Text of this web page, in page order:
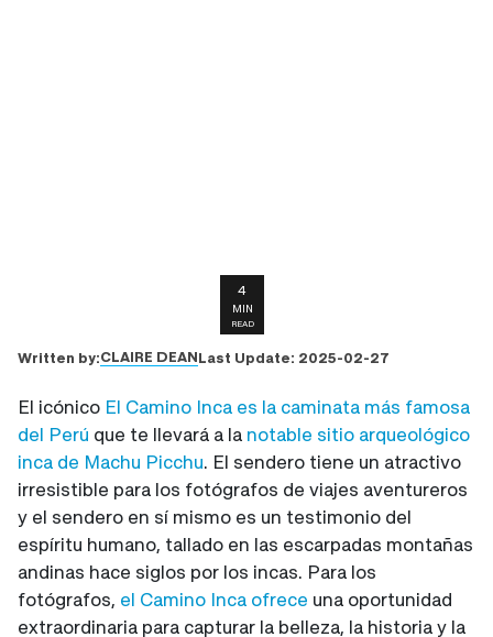
4
MIN
READ
Written by:CLAIRE DEANLast Update: 2025-02-27
El icónico El Camino Inca es la caminata más famosa
del Perú que te llevará a la notable sitio arqueológico
inca de Machu Picchu. El sendero tiene un atractivo
irresistible para los fotógrafos de viajes aventureros
y el sendero en sí mismo es un testimonio del
espíritu humano, tallado en las escarpadas montañas
andinas hace siglos por los incas. Para los
fotógrafos, el Camino Inca ofrece una oportunidad
extraordinaria para capturar la belleza, la historia y la